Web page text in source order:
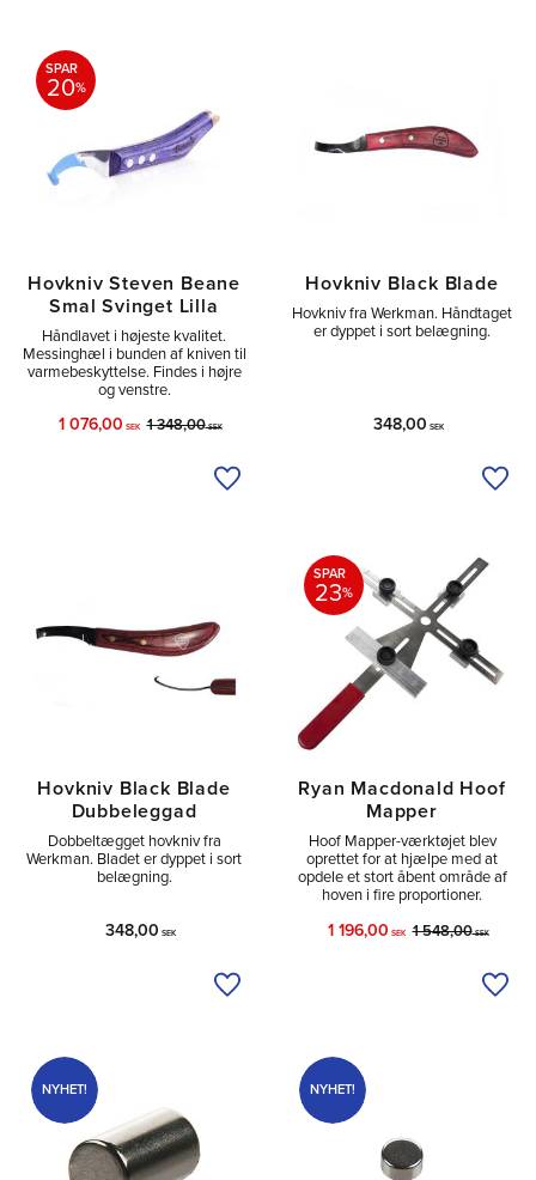
Hovkniv Steven Beane
Smal Svinget Lilla
Håndlavet i højeste kvalitet.
Messinghæl i bunden af kniven til
varmebeskyttelse. Findes i højre
og venstre.
1 076,00 SEK 1 348,00SEK
SPAR
20%
Tilføj til ønskeliste
Hovkniv Black Blade
Hovkniv fra Werkman. Håndtaget
er dyppet i sort belægning.
348,00 SEK
Hovkniv Black Blade
Dubbeleggad
Dobbeltægget hovkniv fra
Werkman. Bladet er dyppet i sort
belægning.
348,00 SEK
Tilføj til ønskeliste
Ryan Macdonald Hoof
Mapper
Hoof Mapper-værktøjet blev
oprettet for at hjælpe med at
opdele et stort åbent område af
hoven i fire proportioner.
1 196,00 SEK 1 548,00SEK
SPAR
23%
NYHET! NYHET!